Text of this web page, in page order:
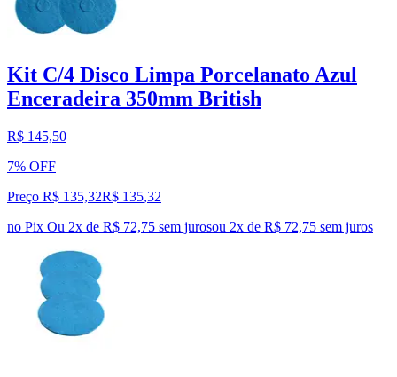
Kit C/4 Disco Limpa Porcelanato Azul
Enceradeira 350mm British
R$ 145,50
7% OFF
Preço R$ 135,32R$ 135,32
no Pix Ou 2x de R$ 72,75 sem jurosou 2x de R$ 72,75 sem juros